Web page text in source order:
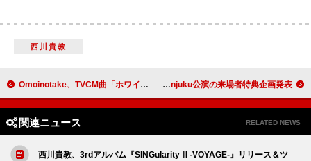
西川貴教
Omoinotake、TVCM曲「ホワイトアウト」CDリリース決定 vistlip、ワンマンツアー【Ship of Theseus】Zepp Shinjuku公演の来場者特典企画発表
関連ニュース RELATED NEWS
西川貴教、3rdアルバム『SINGularity Ⅲ -VOYAGE-』リリース＆ツ